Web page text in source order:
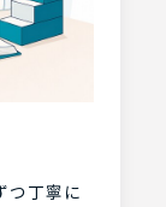
つ丁寧に